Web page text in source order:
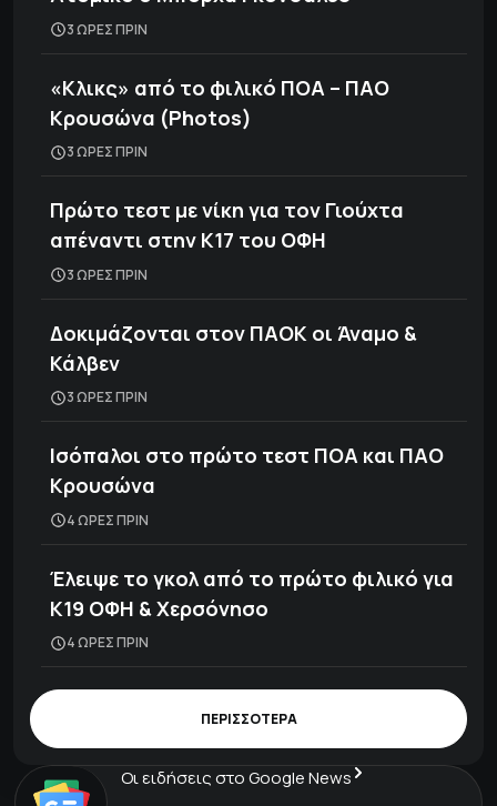
3 ΩΡΕΣ ΠΡΙΝ
«Κλικς» από το φιλικό ΠΟΑ – ΠΑΟ
Κρουσώνα (Photos)
3 ΩΡΕΣ ΠΡΙΝ
Πρώτο τεστ με νίκη για τον Γιούχτα
απέναντι στην Κ17 του ΟΦΗ
3 ΩΡΕΣ ΠΡΙΝ
Δοκιμάζονται στον ΠΑΟΚ οι Άναμο &
Κάλβεν
3 ΩΡΕΣ ΠΡΙΝ
Ισόπαλοι στο πρώτο τεστ ΠΟΑ και ΠΑΟ
Κρουσώνα
4 ΩΡΕΣ ΠΡΙΝ
Έλειψε το γκολ από το πρώτο φιλικό για
Κ19 ΟΦΗ & Χερσόνησο
4 ΩΡΕΣ ΠΡΙΝ
ΠΕΡΙΣΣΟΤΕΡΑ
Οι ειδήσεις στο Google News